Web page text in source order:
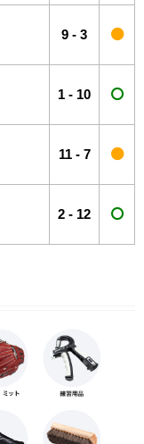
9 - 3
1 - 10
11- 7
2 - 12